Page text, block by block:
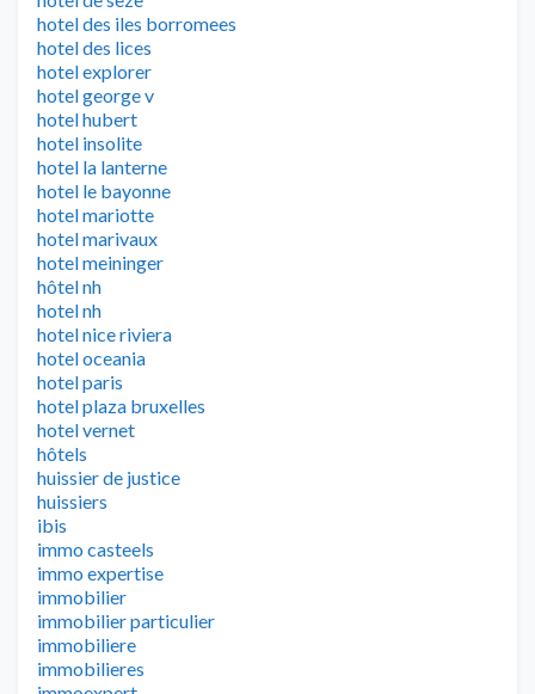
hotel des iles borromees
hotel des lices
hotel explorer
hotel george v
hotel hubert
hotel insolite
hotel la lanterne
hotel le bayonne
hotel mariotte
hotel marivaux
hotel meininger
hôtel nh
hotel nh
hotel nice riviera
hotel oceania
hotel paris
hotel plaza bruxelles
hotel vernet
hôtels
huissier de justice
huissiers
ibis
immo casteels
immo expertise
immobilier
immobilier particulier
immobiliere
immobilieres